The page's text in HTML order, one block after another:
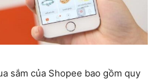
sắm của Shopee bao gồm quy